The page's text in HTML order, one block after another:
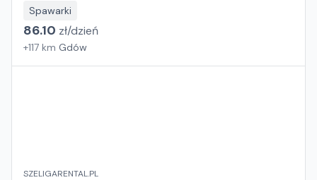
Spawarki
86.10 zł/dzień
+117 km Gdów
SZELIGARENTAL.PL